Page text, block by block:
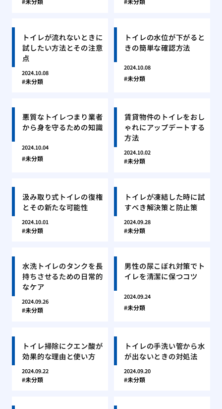
トイレが流れないときに
試したい方法とその注意
点
2024.10.08
未分類
トイレの水位が下がると
きの簡単な確認方法
2024.10.08
未分類
悪質なトイレつまり業者
から身を守るための知識
2024.10.04
未分類
賃貸物件のトイレをおし
ゃれにアップデートする
方法
2024.10.02
未分類
汲み取り式トイレの復権
とその新たな可能性
2024.10.01
未分類
トイレが凍結した時に試
すべき解決策と防止策
2024.09.28
未分類
水洗トイレのタンクを長
持ちさせるための日常的
なケア
2024.09.26
未分類
男性の尿こぼれ対策でト
イレを清潔に保つコツ
2024.09.24
未分類
トイレ掃除にクエン酸が
効果的な理由と使い方
2024.09.22
未分類
トイレの手洗い管から水
が出ないときの対処法
2024.09.20
未分類